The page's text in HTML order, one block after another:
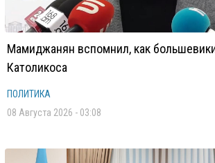
Мамиджанян вспомнил, как
Католикоса
ПОЛИТИКА
08 Августа 2026 - 03:08